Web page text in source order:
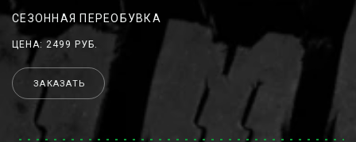
СЕЗОННАЯ ПЕРЕОБУВКА
ЦЕНА: 2499 РУБ.
ЗАКАЗАТЬ